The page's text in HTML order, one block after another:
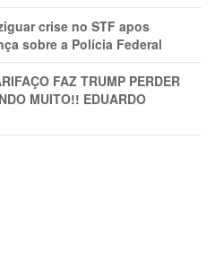
crise no STF apos
sobre a Polícia Federal
FAZ TRUMP PERDER
MUITO!! EDUARDO